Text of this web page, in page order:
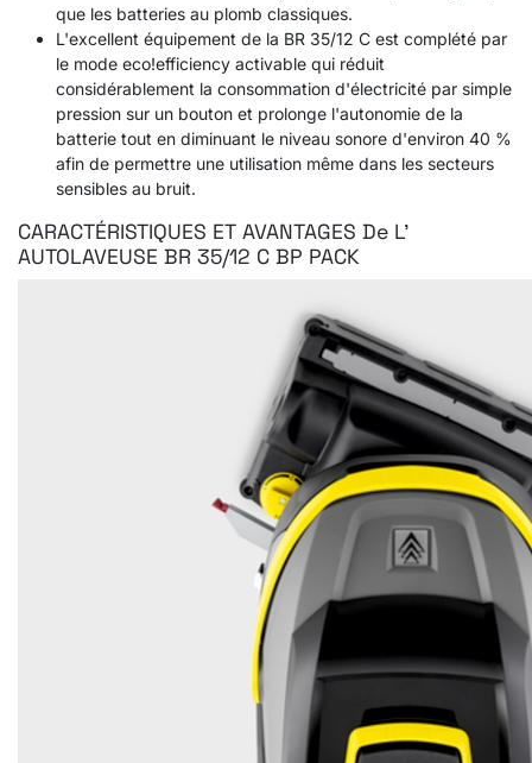
que les batteries au plomb classiques.
L'excellent équipement de la BR 35/12 C est complété par
le mode eco!efficiency activable qui réduit
considérablement la consommation d'électricité par simple
pression sur un bouton et prolonge l'autonomie de la
batterie tout en diminuant le niveau sonore d'environ 40 %
afin de permettre une utilisation même dans les secteurs
sensibles au bruit.
CARACTÉRISTIQUES ET AVANTAGES De L'
AUTOLAVEUSE BR 35/12 C BP PACK